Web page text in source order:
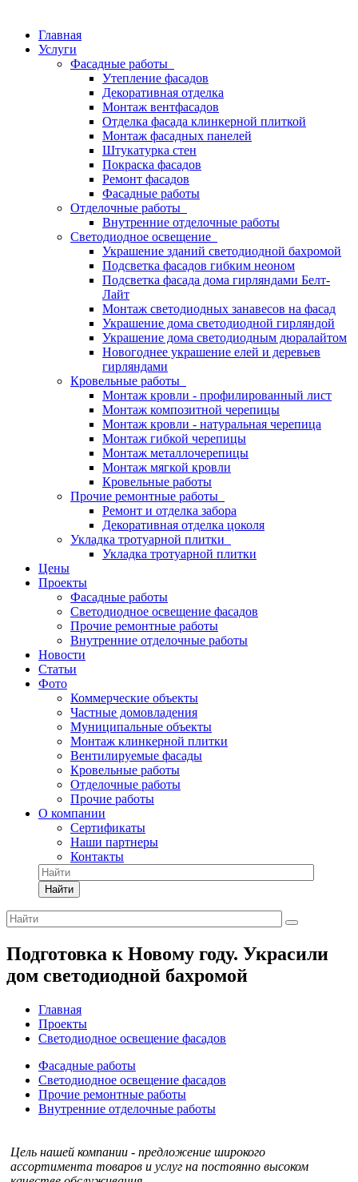
Главная
Услуги
Фасадные работы
Утепление фасадов
Декоративная отделка
Монтаж вентфасадов
Отделка фасада клинкерной плиткой
Монтаж фасадных панелей
Штукатурка стен
Покраска фасадов
Ремонт фасадов
Фасадные работы
Отделочные работы
Внутренние отделочные работы
Светодиодное освещение
Украшение зданий светодиодной бахромой
Подсветка фасадов гибким неоном
Подсветка фасада дома гирляндами Белт-
Лайт
Монтаж светодиодных занавесов на фасад
Украшение дома светодиодной гирляндой
Украшение дома светодиодным дюралайтом
Новогоднее украшение елей и деревьев
гирляндами
Кровельные работы
Монтаж кровли - профилированный лист
Монтаж композитной черепицы
Монтаж кровли - натуральная черепица
Монтаж гибкой черепицы
Монтаж металлочерепицы
Монтаж мягкой кровли
Кровельные работы
Прочие ремонтные работы
Ремонт и отделка забора
Декоративная отделка цоколя
Укладка тротуарной плитки
Укладка тротуарной плитки
Цены
Проекты
Фасадные работы
Светодиодное освещение фасадов
Прочие ремонтные работы
Внутренние отделочные работы
Новости
Статьи
Фото
Коммерческие объекты
Частные домовладения
Муниципальные объекты
Монтаж клинкерной плитки
Вентилируемые фасады
Кровельные работы
Отделочные работы
Прочие работы
О компании
Сертификаты
Наши партнеры
Контакты
Найти
Подготовка к Новому году. Украсили
дом светодиодной бахромой
Главная
Проекты
Светодиодное освещение фасадов
Фасадные работы
Светодиодное освещение фасадов
Прочие ремонтные работы
Внутренние отделочные работы
Цель нашей компании - предложение широкого
ассортимента товаров и услуг на постоянно высоком